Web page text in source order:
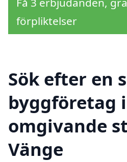
förpliktelser
Sök efter en
byggföretag
omgivande
Vänge